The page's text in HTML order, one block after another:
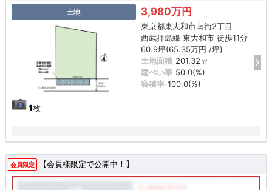
土地
1枚
3,980万円
東京都東大和市南街2丁目
西武拝島線 東大和市 徒歩11分
60.9坪(65.35万円 /坪)
土地面積 201.32㎡
建ぺい率 50.0(%)
容積率 100.0(%)
会員限定 【会員様限定で公開中！】